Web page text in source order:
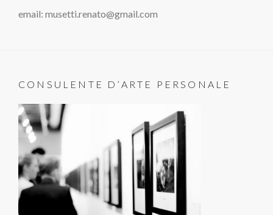
email: musetti.renato@gmail.com
CONSULENTE D’ARTE PERSONALE